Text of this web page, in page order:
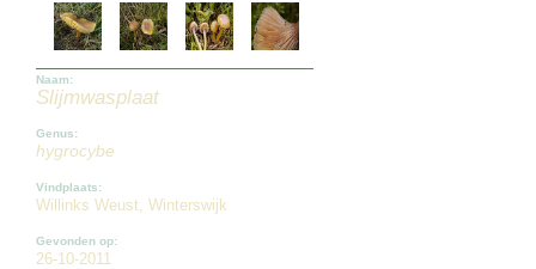
Naam:
Slijmwasplaat
Genus:
hygrocybe
Vindplaats:
Willinks Weust, Winterswijk
Gevonden op:
26-10-2011